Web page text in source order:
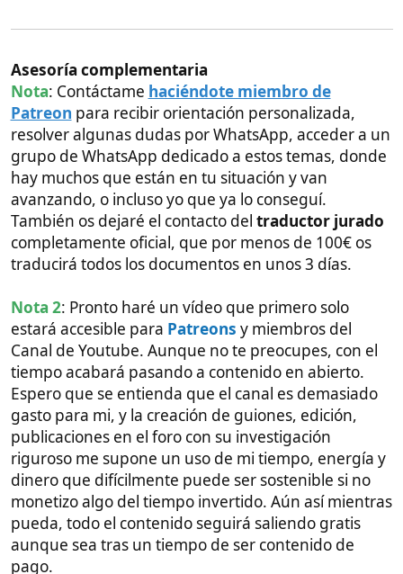
Canal de Youtube. Aunque no te preocupes, con el
Espero que se entienda que el canal es demasiado
gasto para mi, y la creación de guiones, edición,
publicaciones en el foro con su investigación
riguroso me supone un uso de mi tiempo, energía y
dinero que difícilmente puede ser sostenible si no
monetizo algo del tiempo invertido. Aún así mientras
pueda, todo el contenido seguirá saliendo gratis
aunque sea tras un tiempo de ser contenido de
pago.
Esta guía sirve para casarse con
personas de cualquier país
Esta guía no solo sirve para casarse por poderes con
una mujer filipina, también puede servirte si tu pareja
es de uno de estos países:
Afganistán, Argelia, Angola, Armenia, Azerbaiyán,
Bangladés, Belice, Benín, Bielorrusia, Bolivia, Botsuana,
Burkina Faso, Burundi, Bután, Cabo Verde, Camboya,
Camerún, Chad, China, Comoras, Congo, Corea del
Norte, Costa de Marfil, Cuba, Ecuador, Egipto, Esuatini,
Etiopía, Filipinas, Gabón, Gambia, Ghana, Guinea,
Guinea Ecuatorial, Guinea-Bisáu, Haití, India,
Indonesia, Irak, Irán, Jamaica, Jordania, Kazajistán,
Kenia, Kirguistán, Kuwait, Laos, Líbano, Lesoto, Liberia,
Libia, Madagascar, Malaui, Maldivas, Malí, Marruecos,